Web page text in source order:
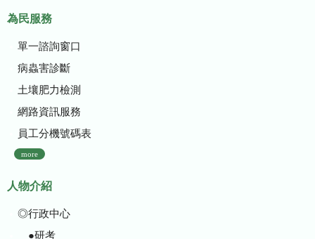
為民服務
單一諮詢窗口
病蟲害診斷
土壤肥力檢測
網路資訊服務
員工分機號碼表
more
人物介紹
◎行政中心
●研考